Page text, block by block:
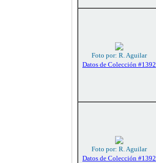
Foto por: R. Aguilar
Datos de Colección #1392
Foto por: R. Aguilar
Datos de Colección #1392